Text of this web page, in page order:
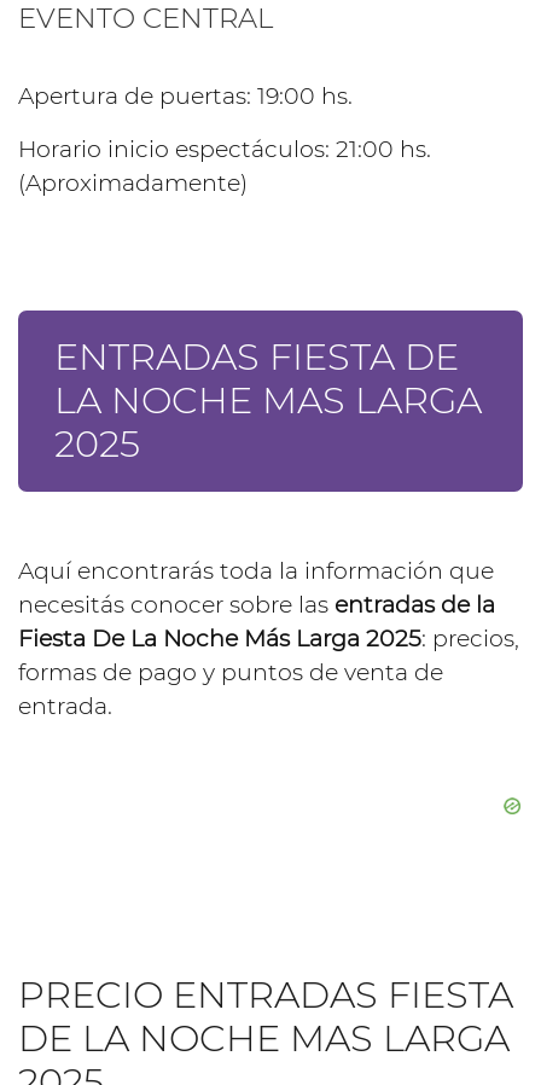
EVENTO CENTRAL
Apertura de puertas: 19:00 hs.
Horario inicio espectáculos: 21:00 hs.
(Aproximadamente)
ENTRADAS FIESTA DE
LA NOCHE MAS LARGA
2025
Aquí encontrarás toda la información que
necesitás conocer sobre las entradas de la
Fiesta De La Noche Más Larga 2025: precios,
formas de pago y puntos de venta de
entrada.
PRECIO ENTRADAS FIESTA
DE LA NOCHE MAS LARGA